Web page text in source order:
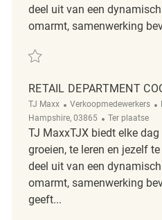
deel uit van een
omarmt, samenwerking
Redden HomeSense
RETAIL DEPARTMENT
TJ Maxx Categorie
Verkoopmedewerkers
Hampshire, 03865
Afgelegen
Ter plaatse
TJ MaxxTJX biedt elke
groeien, te leren en jezelf
deel uit van een
omarmt, samenwerking
geeft...